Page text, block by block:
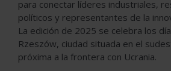
para conectar líderes industriales,
políticos y representantes de la
La edición de 2025 se celebra los
Rzeszów, ciudad situada en el
próxima a la frontera con Ucrania.